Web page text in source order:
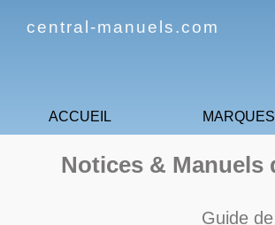
central-manuels.com
ACCUEIL MARQUES
Notices & Manuels
Guide